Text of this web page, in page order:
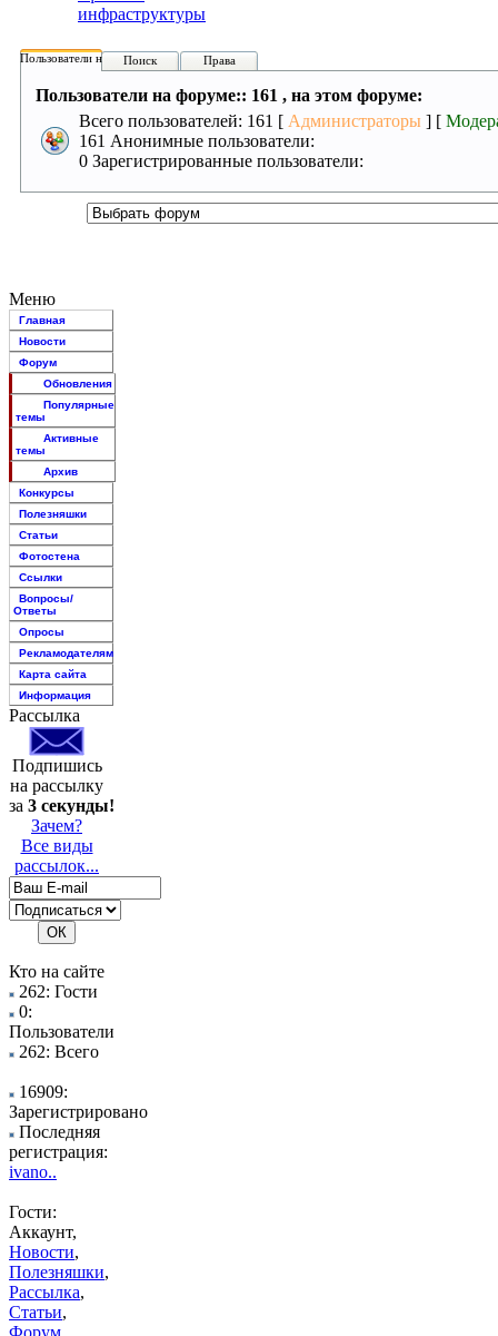
инфраструктуры
Пользователи на форуме:
Поиск Права
Пользователи на форуме:: 161 , на этом форуме:
Всего пользователей: 161 [ Администраторы ] [
161 Анонимные пользователи:
0 Зарегистрированные пользователи:
Меню
Главная
Новости
Форум
Обновления
Популярные
темы
Активные
темы
Архив
Конкурсы
Полезняшки
Статьи
Фотостена
Ссылки
Вопросы/
Ответы
Опросы
Рекламодателям
Карта сайта
Информация
Рассылка
Подпишись
на рассылку
за 3 секунды!
Зачем?
Все виды
рассылок...
Кто на сайте
262: Гости
0:
Пользователи
262: Всего
16909:
Зарегистрировано
Последняя
регистрация:
ivano..
Гости:
Аккаунт,
Новости,
Полезняшки,
Рассылка,
Статьи,
Форум